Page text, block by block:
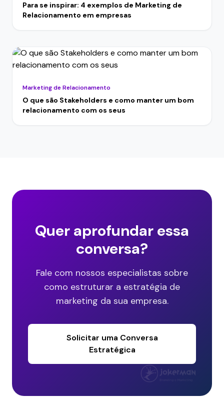
Para se inspirar: 4 exemplos de Marketing de
Relacionamento em empresas
Marketing de Relacionamento
O que são Stakeholders e como manter um bom
relacionamento com os seus
Quer aprofundar essa
conversa?
Fale com nossos especialistas sobre
como estruturar a estratégia de
marketing da sua empresa.
Solicitar uma Conversa
Estratégica